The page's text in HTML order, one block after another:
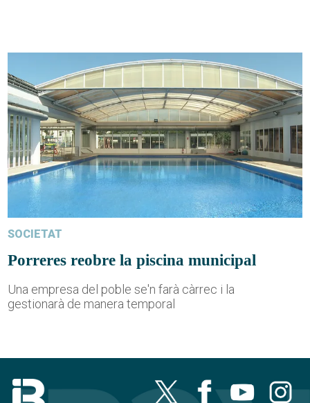
SOCIETAT
Porreres reobre la piscina municipal
Una empresa del poble se'n farà càrrec i la
gestionarà de manera temporal